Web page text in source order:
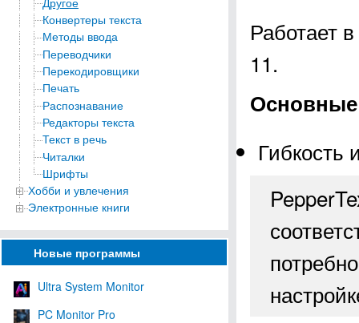
Конвертеры текста
Методы ввода
Переводчики
Перекодировщики
Печать
Распознавание
Редакторы текста
Текст в речь
Читалки
Шрифты
Хобби и увлечения
Электронные книги
Новые программы
Ultra System Monitor
PC Monitor Pro
Работает
11.
Основные
Гибкость